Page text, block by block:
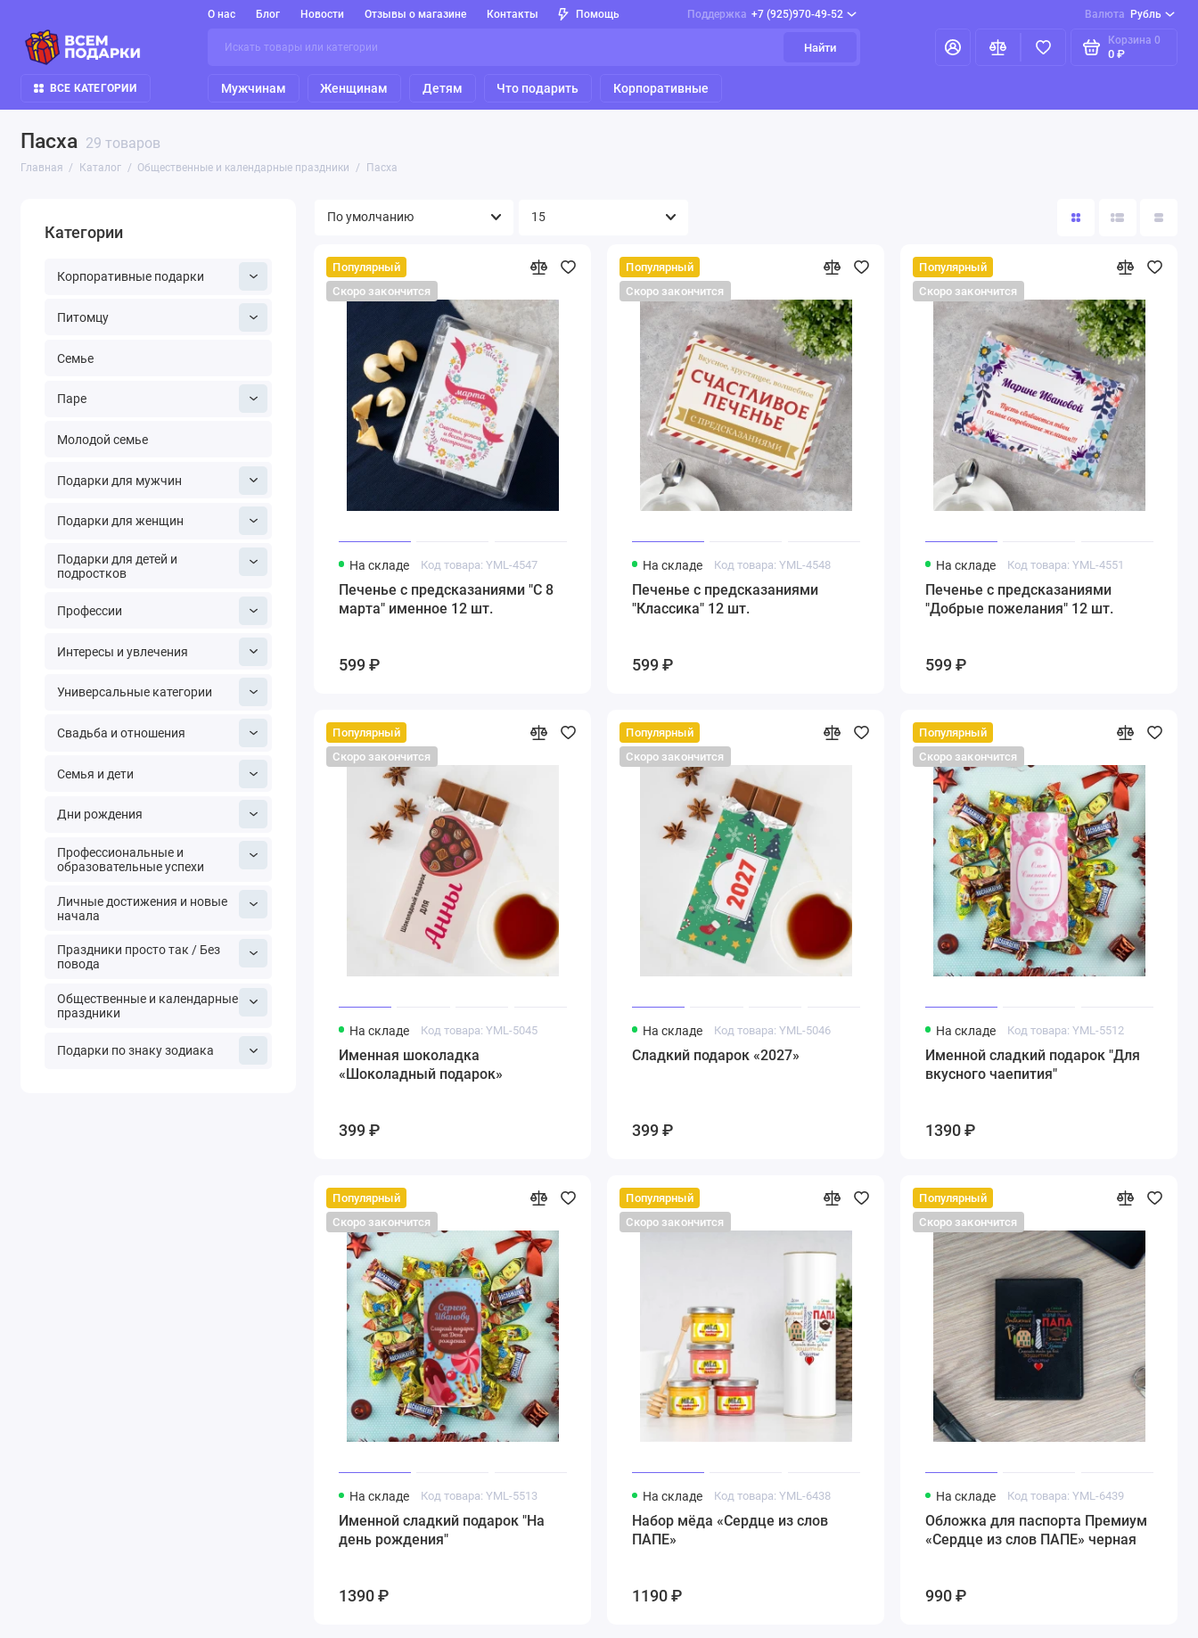
О нас Блог Новости Отзывы о магазине Контакты Помощь Поддержка +7 (925)970-49-52 Валюта Рубль
Найти
Корзина 0
0 ₽
ВСЕ КАТЕГОРИИ Мужчинам Женщинам Детям Что подарить Корпоративные
Пасха 29 товаров
Главная Каталог Общественные и календарные праздники Пасха
Категории
Корпоративные подарки
Питомцу
Семье
Паре
Молодой семье
Подарки для мужчин
Подарки для женщин
Подарки для детей и
подростков
Профессии
Интересы и увлечения
Универсальные категории
Свадьба и отношения
Семья и дети
Дни рождения
Профессиональные и
образовательные успехи
Личные достижения и новые
начала
Праздники просто так / Без
повода
Общественные и календарные
праздники
Подарки по знаку зодиака
Популярный
Скоро закончится
На складе Код товара: YML-4547
Печенье с предсказаниями "С 8
марта" именное 12 шт.
599 ₽
Популярный
Скоро закончится
На складе Код товара: YML-4548
Печенье с предсказаниями
"Классика" 12 шт.
599 ₽
Популярный
Скоро закончится
На складе Код товара: YML-4551
Печенье с предсказаниями
"Добрые пожелания" 12 шт.
599 ₽
Популярный
Скоро закончится
На складе Код товара: YML-5045
Именная шоколадка
«Шоколадный подарок»
399 ₽
Популярный
Скоро закончится
На складе Код товара: YML-5046
Сладкий подарок «2027»
399 ₽
Популярный
Скоро закончится
На складе Код товара: YML-5512
Именной сладкий подарок "Для
вкусного чаепития"
1390 ₽
Популярный
Скоро закончится
На складе Код товара: YML-5513
Именной сладкий подарок "На
день рождения"
1390 ₽
Популярный
Скоро закончится
На складе Код товара: YML-6438
Набор мёда «Сердце из слов
ПАПЕ»
1190 ₽
Популярный
Скоро закончится
На складе Код товара: YML-6439
Обложка для паспорта Премиум
«Сердце из слов ПАПЕ» черная
990 ₽